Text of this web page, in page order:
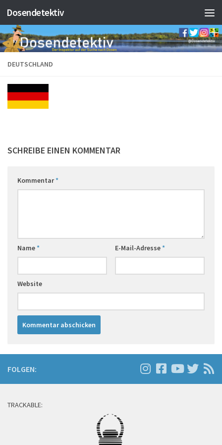
Zum Inhalt springen
Dosendetektiv
DEUTSCHLAND
SCHREIBE EINEN KOMMENTAR
Kommentar*
Name* E-Mail-Adresse*
Website
FOLGEN:
TRACKABLE: